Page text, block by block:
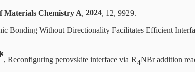
Materials Chemistry A 2024 , 12, 9929.
Bonding Without Directionality Facilitates Efficient
, Reconfiguring perovskite interface via R4NBr addition